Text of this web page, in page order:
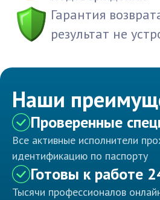
Гарантия
результат не
Наши
Проверенные
Все активные исполнители
идентификацию по паспорту
Готовы к работе
Тысячи профессионалов